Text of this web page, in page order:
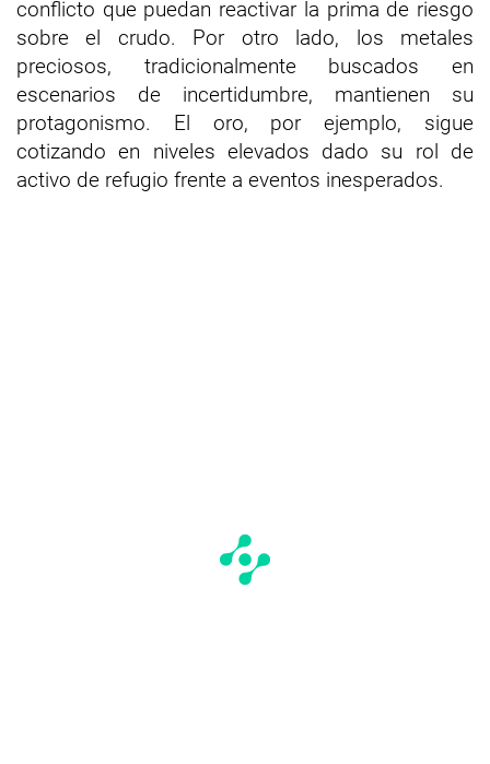
conflicto que puedan reactivar la prima de riesgo
sobre el crudo. Por otro lado, los metales
preciosos, tradicionalmente buscados en
escenarios de incertidumbre, mantienen su
protagonismo. El oro, por ejemplo, sigue
cotizando en niveles elevados dado su rol de
activo de refugio frente a eventos inesperados.